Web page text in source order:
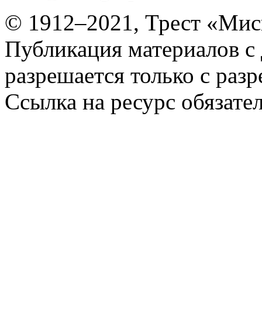
© 1912–2021, Трест
Публикация материалов
разрешается только с
Ссылка на ресурс